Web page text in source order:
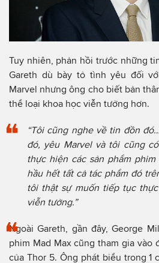
Tuy nhiên, phản hồi trước những
Gareth dù bày tỏ tình yêu đối
Marvel nhưng ông cho biết bản
thể loại khoa học viễn tưởng hơn.
“Tôi cũng nghe về tin đồn
đó, yêu Marvel và tôi cũng
thực hiện các sản phẩm
hầu hết tất cả tác phẩm đó
tôi thật sự muốn tiếp tục
viễn tưởng.”
Ngoài Gareth, gần đây, George
phim Mad Max cũng tham gia vào
của Thor 5. Ông phát biểu trong 1